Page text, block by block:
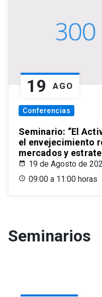
19 AGO
Conferencias
Seminario: “El
el envejecimiento
mercados y
19 de Agosto de
09:00 a 11:00 horas
Seminarios